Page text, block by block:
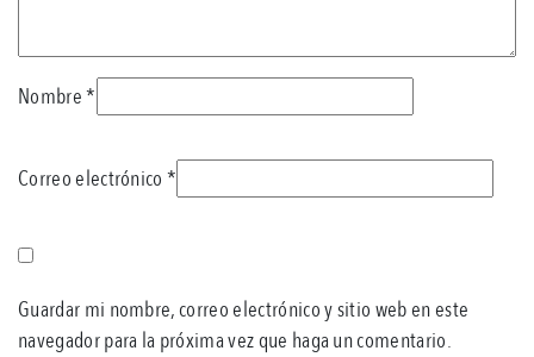
Nombre*
Correo electrónico*
Guardar mi nombre, correo electrónico y sitio web en este
navegador para la próxima vez que haga un comentario.